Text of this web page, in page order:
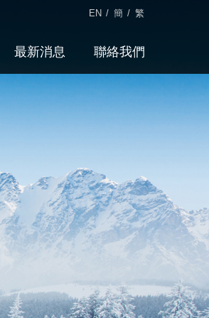
最新消息 聯絡我們
EN / 簡 / 繁